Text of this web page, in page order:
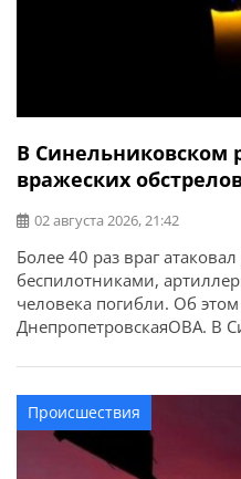
В Синельниковском
вражеских
02 августа 2026, 21:42
Более 40 раз враг
беспилотниками,
человека погибли. Об
ДнепропетровскаяОВА. В
Шахтерской, Покровской
Поврежден частный дом,
два человека. По
тремя КАБами. К
Шахтерскому и
Происшествия